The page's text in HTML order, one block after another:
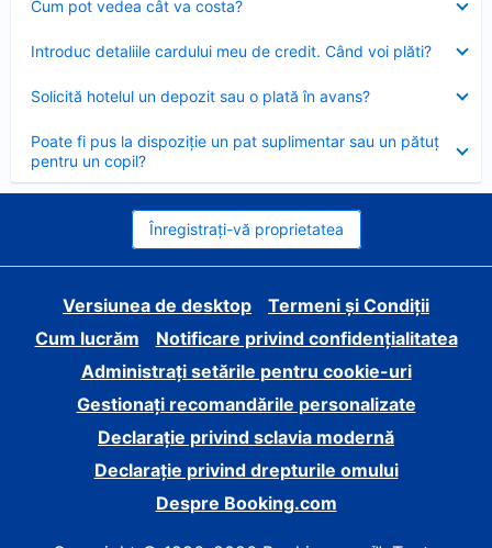
Cum pot vedea cât va costa?
închis
Introduc detaliile cardului meu de credit. Când voi plăti?
închis
Solicită hotelul un depozit sau o plată în avans?
închis
Poate fi pus la dispoziție un pat suplimentar sau un pătuț
pentru un copil?
închis
Înregistrați-vă proprietatea
Versiunea de desktop
Termeni și Condiții
Cum lucrăm
Notificare privind confidențialitatea
Administrați setările pentru cookie-uri
Gestionați recomandările personalizate
Declarație privind sclavia modernă
Declarație privind drepturile omului
Despre Booking.com